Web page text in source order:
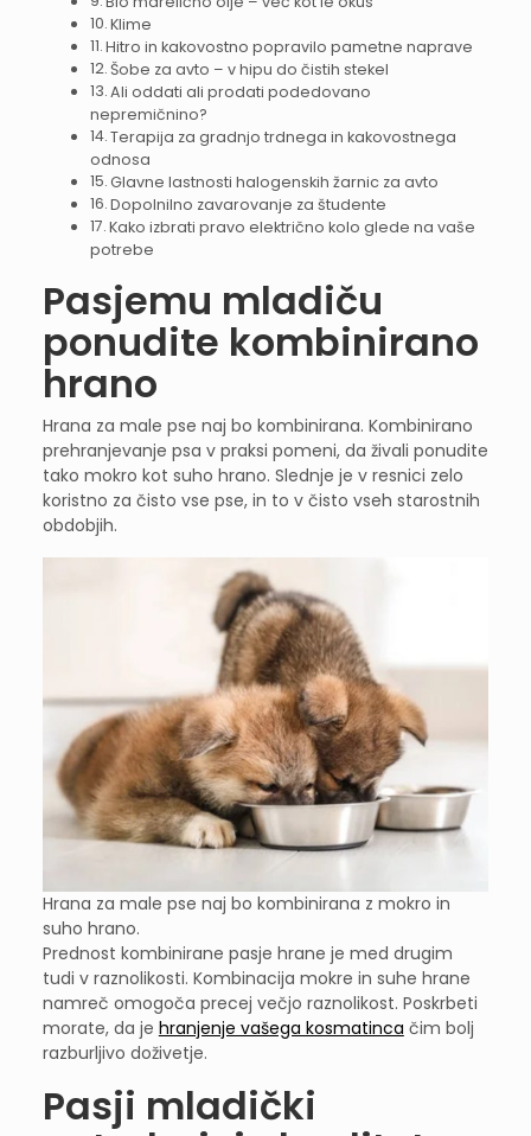
Klime
Hitro in kakovostno popravilo pametne naprave
Šobe za avto – v hipu do čistih stekel
Ali oddati ali prodati podedovano
nepremičnino?
Terapija za gradnjo trdnega in kakovostnega
odnosa
Glavne lastnosti halogenskih žarnic za avto
Dopolnilno zavarovanje za študente
Kako izbrati pravo električno kolo glede na vaše
potrebe
Pasjemu mladiču
ponudite kombinirano
hrano
Hrana za male pse naj bo kombinirana. Kombinirano
prehranjevanje psa v praksi pomeni, da živali ponudite
tako mokro kot suho hrano. Slednje je v resnici zelo
koristno za čisto vse pse, in to v čisto vseh starostnih
obdobjih.
Hrana za male pse naj bo kombinirana z mokro in
suho hrano.
Prednost kombinirane pasje hrane je med drugim
tudi v raznolikosti. Kombinacija mokre in suhe hrane
namreč omogoča precej večjo raznolikost. Poskrbeti
morate, da je hranjenje vašega kosmatinca čim bolj
razburljivo doživetje.
Pasji mladički